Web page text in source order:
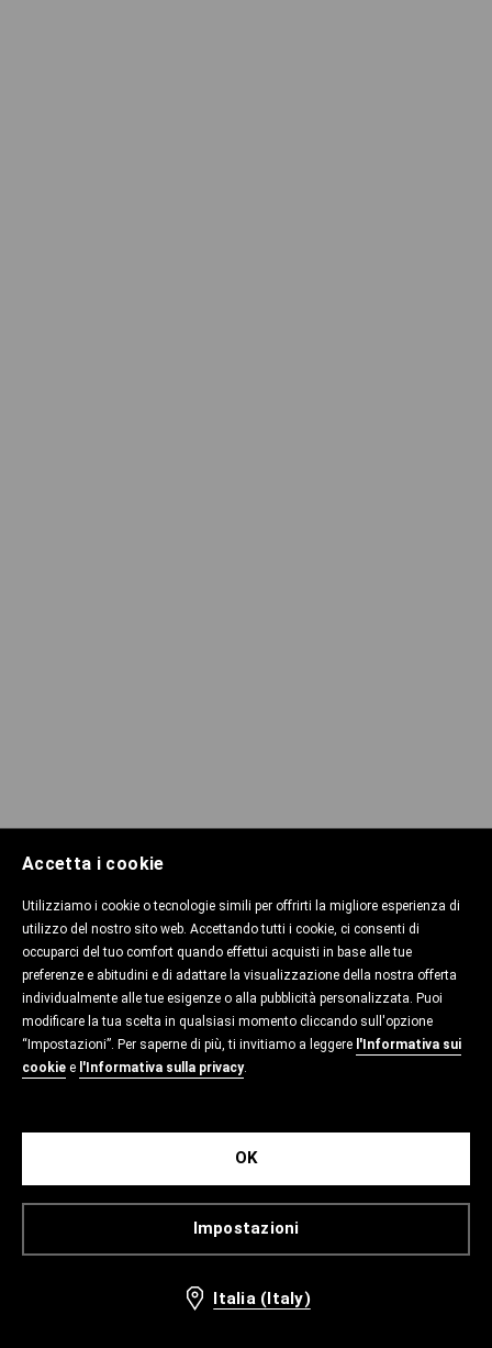
Accetta i cookie
Utilizziamo i cookie o tecnologie simili per offrirti la migliore esperienza di
utilizzo del nostro sito web. Accettando tutti i cookie, ci consenti di
occuparci del tuo comfort quando effettui acquisti in base alle tue
preferenze e abitudini e di adattare la visualizzazione della nostra offerta
individualmente alle tue esigenze o alla pubblicità personalizzata. Puoi
modificare la tua scelta in qualsiasi momento cliccando sull'opzione
“Impostazioni”. Per saperne di più, ti invitiamo a leggere l'Informativa sui
cookie e l'Informativa sulla privacy.
Impostazioni
OK
Italia (Italy)